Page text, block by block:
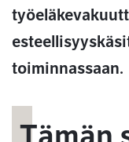
toiminnassaan.